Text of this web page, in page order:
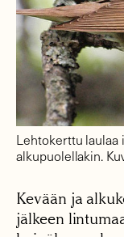
Lehtokerttu laulaa
alkupuolellakin.
Kevään ja
jälkeen